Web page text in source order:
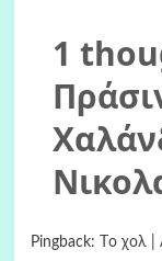
1
Pingback: Tο χολ